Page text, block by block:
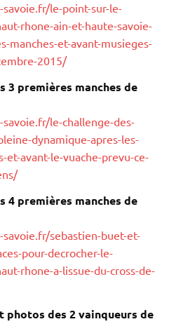
le-point-sur-le-
rhone-ain-et-haute-savoie-
manches-et-avant-musieges-
2015/
3 premières manches de
le-challenge-des-
dynamique-apres-les-
et-avant-le-vuache-prevu-ce-
4 premières manches de
sebastien-buet-et-
pour-decrocher-le-
rhone-a-lissue-du-cross-de-
photos des 2 vainqueurs de